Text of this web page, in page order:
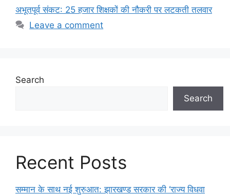
अभूतपूर्व संकट: 25 हजार शिक्षकों की नौकरी पर लटकती तलवार
Leave a comment
Search
Search
Recent Posts
सम्मान के साथ नई शुरुआत: झारखण्ड सरकार की ‘राज्य विधवा